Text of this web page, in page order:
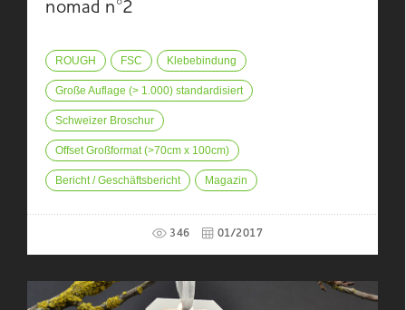
nomad n°2
ROUGH FSC Klebebindung
Große Auflage (> 1.000) standardisiert
Schweizer Broschur
Offset Großformat (>70cm x 100cm)
Bericht / Geschäftsbericht Magazin
346 01/2017